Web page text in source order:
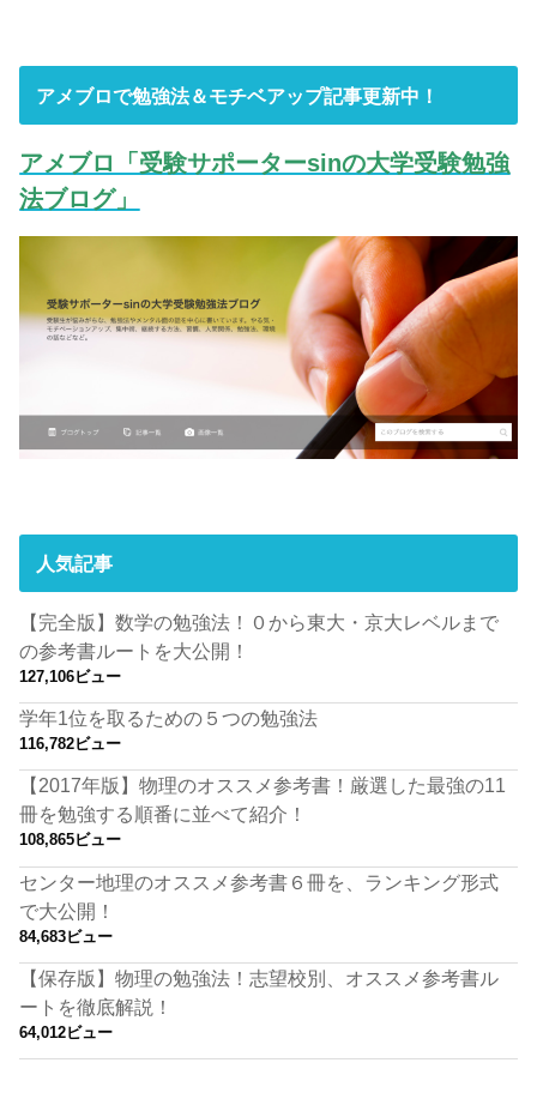
アメブロで勉強法＆モチベアップ記事更新中！
アメブロ「受験サポーターsinの大学受験勉強
法ブログ」
人気記事
【完全版】数学の勉強法！０から東大・京大レベルまで
の参考書ルートを大公開！
127,106ビュー
学年1位を取るための５つの勉強法
116,782ビュー
【2017年版】物理のオススメ参考書！厳選した最強の11
冊を勉強する順番に並べて紹介！
108,865ビュー
センター地理のオススメ参考書６冊を、ランキング形式
で大公開！
84,683ビュー
【保存版】物理の勉強法！志望校別、オススメ参考書ル
ートを徹底解説！
64,012ビュー